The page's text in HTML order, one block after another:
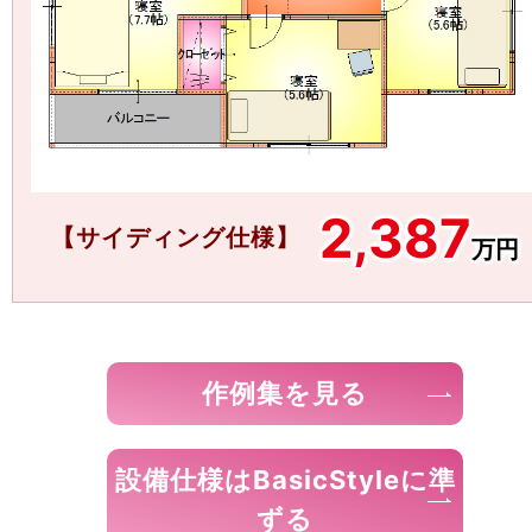
【サイディング仕様】 2,387万円
作例集を見る
設備仕様はBasicStyleに準
ずる